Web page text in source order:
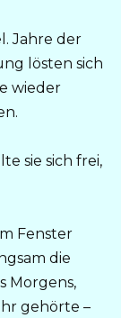
Jahre der
lösten sich
wieder
sie sich frei,
Fenster
die
Morgens,
gehörte –